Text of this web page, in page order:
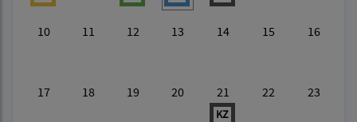
10 11 12 13 14 15 16
17 18 19 20 21
KZ
22 23